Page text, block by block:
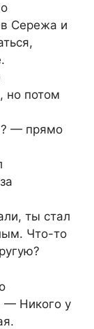
Сережа и
но потом
— прямо
ты стал
Что-то
— Никого у